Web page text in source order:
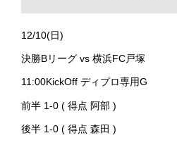
12/10(日)
決勝Bリーグ vs 横浜FC戸塚
11:00KickOff ディプロ専用G
前半 1-0 ( 得点 阿部 )
後半 1-0 ( 得点 森田 )